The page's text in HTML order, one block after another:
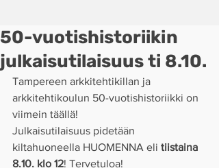
50-vuotishistoriikin
julkaisutilaisuus ti 8.10.
Tampereen arkkitehtikillan ja
arkkitehtikoulun 50-vuotishistoriikki on
viimein täällä!
Julkaisutilaisuus pidetään
kiltahuoneella HUOMENNA eli tiistaina
8.10. klo 12! Tervetuloa!